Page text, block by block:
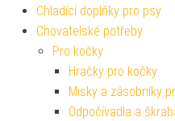
Chladící doplňky pro psy
Chovatelské potřeby
Pro kočky
Hračky pro kočky
Misky a zásobníky
Odpočívadla a